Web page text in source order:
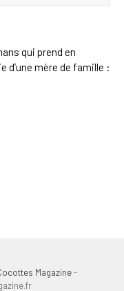
qui prend en
d’une mère de famille :
Magazine-